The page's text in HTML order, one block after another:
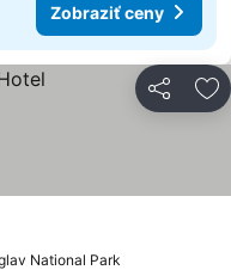
Zobraziť ceny
Zdieľať
National Park